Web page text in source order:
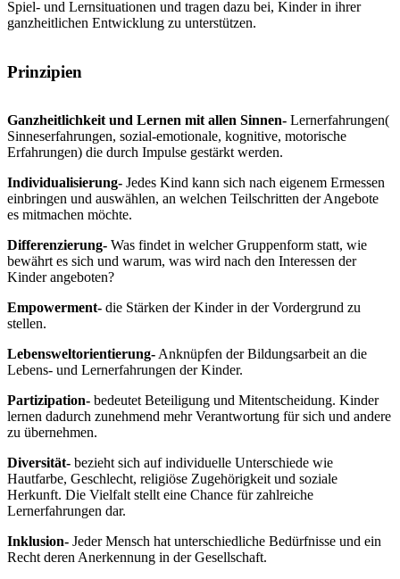
Spiel- und Lernsituationen und tragen dazu bei, Kinder in ihrer
ganzheitlichen Entwicklung zu unterstützen.
Prinzipien
Ganzheitlichkeit und Lernen mit allen Sinnen- Lernerfahrungen(
Sinneserfahrungen, sozial-emotionale, kognitive, motorische
Erfahrungen) die durch Impulse gestärkt werden.
Individualisierung- Jedes Kind kann sich nach eigenem Ermessen
einbringen und auswählen, an welchen Teilschritten der Angebote
es mitmachen möchte.
Differenzierung- Was findet in welcher Gruppenform statt, wie
bewährt es sich und warum, was wird nach den Interessen der
Kinder angeboten?
Empowerment- die Stärken der Kinder in der Vordergrund zu
stellen.
Lebensweltorientierung- Anknüpfen der Bildungsarbeit an die
Lebens- und Lernerfahrungen der Kinder.
Partizipation- bedeutet Beteiligung und Mitentscheidung. Kinder
lernen dadurch zunehmend mehr Verantwortung für sich und andere
zu übernehmen.
Diversität- bezieht sich auf individuelle Unterschiede wie
Hautfarbe, Geschlecht, religiöse Zugehörigkeit und soziale
Herkunft. Die Vielfalt stellt eine Chance für zahlreiche
Lernerfahrungen dar.
Inklusion- Jeder Mensch hat unterschiedliche Bedürfnisse und ein
Recht deren Anerkennung in der Gesellschaft.